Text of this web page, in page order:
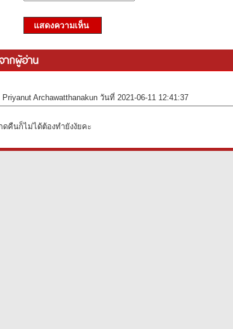
แสดงความเห็น
ากผู้อ่าน
Archawatthanakun วันที่ 2021-06-11 12:41:37
ดคืนก็ไม่ได้ต้องทำยังงัยคะ